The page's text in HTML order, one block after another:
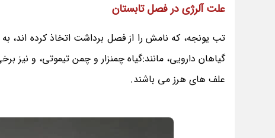
علت آلرژی در فصل تابستان
تب یونجه، که نامش را از فصل برداشت اتخاذ کرده اند،
گیاهان دارویی، مانند:گیاه چمنزار و چمن تیموتی، و نیز
علف های هرز می باشند.